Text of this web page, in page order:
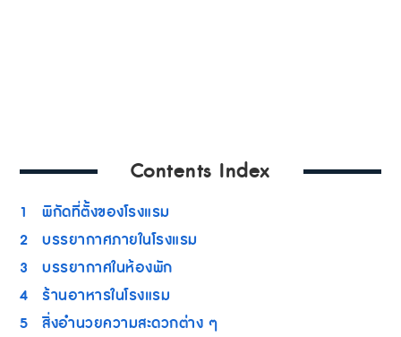
Contents Index
1
พิกัดที่ตั้งของโรงแรม
2 บรรยากาศภายในโรงแรม
3
บรรยากาศในห้องพัก
4
ร้านอาหารในโรงแรม
5 สิ่งอำนวยความสะดวกต่าง ๆ